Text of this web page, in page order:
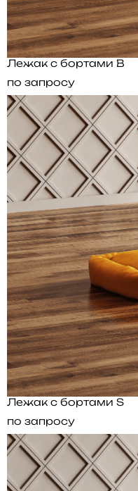
Лежак с бортами B
по запросу
Лежак с бортами S
по запросу